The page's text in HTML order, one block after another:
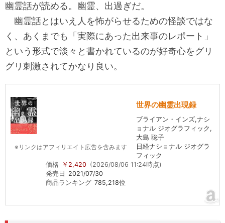
幽霊話が読める。幽霊、出過ぎだ。
幽霊話とはいえ人を怖がらせるための怪談ではな
く、あくまでも「実際にあった出来事のレポート」
という形式で淡々と書かれているのが好奇心をグリ
グリ刺激されてかなり良い。
※リンクはアフィリエイト広告を含みます
世界の幽霊出現録
ブライアン・インズ,ナシ
ョナル ジオグラフィック,
大島 聡子
日経ナショナル ジオグラ
フィック
価格 ￥2,420 (2026/08/06 11:24時点)
発売日
2021/07/30
商品ランキング 785,218位